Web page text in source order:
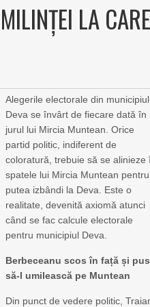
LA CARE
Alegerile electorale din municipiul
Deva se învârt de fiecare dată în
jurul lui Mircia Muntean. Orice
partid politic, indiferent de
coloratură, trebuie să se alinieze
spatele lui Mircia Muntean
putea izbândi la Deva. Este o
realitate, devenită axiomă atunci
când se fac calcule electorale
pentru municipiul Deva.
Berbeceanu scos în față și pus
să-l umilească pe Muntean
Din punct de vedere politic,